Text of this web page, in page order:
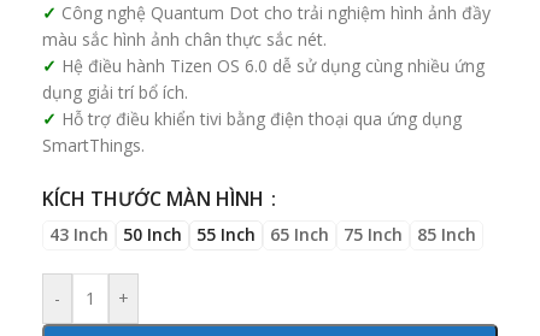
Công nghệ Quantum Dot cho trải nghiệm hình ảnh đầy
màu sắc hình ảnh chân thực sắc nét.
Hệ điều hành Tizen OS 6.0 dễ sử dụng cùng nhiều ứng
dụng giải trí bổ ích.
Hỗ trợ điều khiển tivi bằng điện thoại qua ứng dụng
SmartThings.
KÍCH THƯỚC MÀN HÌNH
43 Inch 50 Inch 55 Inch 65 Inch 75 Inch 85 Inch
- +